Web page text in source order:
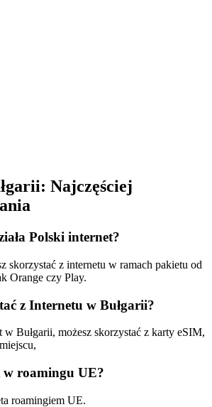
Najczęściej
Polski internet?
skorzystać z internetu w ramach pakietu od
Orange czy Play.
z Internetu w Bułgarii?
Bułgarii, możesz skorzystać z karty eSIM,
w roamingu UE?
roamingiem UE.